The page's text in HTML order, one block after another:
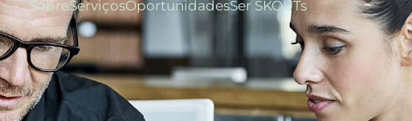
SobreServiçosOportunidadesSer SKOUTs